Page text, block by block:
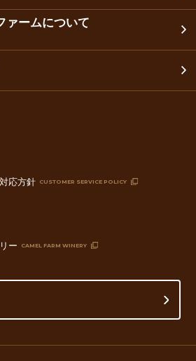
ァームについて
応方針 CUSTOMER SERVICE POLICY
ー CAMEL FARM WINERY